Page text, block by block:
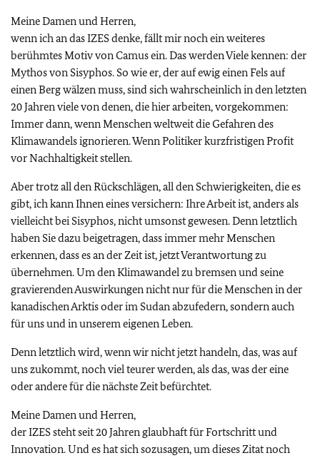
Meine Damen und Herren,
wenn ich an das IZES denke, fällt mir noch ein weiteres
berühmtes Motiv von Camus ein. Das werden Viele kennen: der
Mythos von Sisyphos. So wie er, der auf ewig einen Fels auf
einen Berg wälzen muss, sind sich wahrscheinlich in den letzten
20 Jahren viele von denen, die hier arbeiten, vorgekommen:
Immer dann, wenn Menschen weltweit die Gefahren des
Klimawandels ignorieren. Wenn Politiker kurzfristigen Profit
vor Nachhaltigkeit stellen.
Aber trotz all den Rückschlägen, all den Schwierigkeiten, die es
gibt, ich kann Ihnen eines versichern: Ihre Arbeit ist, anders als
vielleicht bei Sisyphos, nicht umsonst gewesen. Denn letztlich
haben Sie dazu beigetragen, dass immer mehr Menschen
erkennen, dass es an der Zeit ist, jetzt Verantwortung zu
übernehmen. Um den Klimawandel zu bremsen und seine
gravierenden Auswirkungen nicht nur für die Menschen in der
kanadischen Arktis oder im Sudan abzufedern, sondern auch
für uns und in unserem eigenen Leben.
Denn letztlich wird, wenn wir nicht jetzt handeln, das, was auf
uns zukommt, noch viel teurer werden, als das, was der eine
oder andere für die nächste Zeit befürchtet.
Meine Damen und Herren,
der IZES steht seit 20 Jahren glaubhaft für Fortschritt und
Innovation. Und es hat sich sozusagen, um dieses Zitat noch